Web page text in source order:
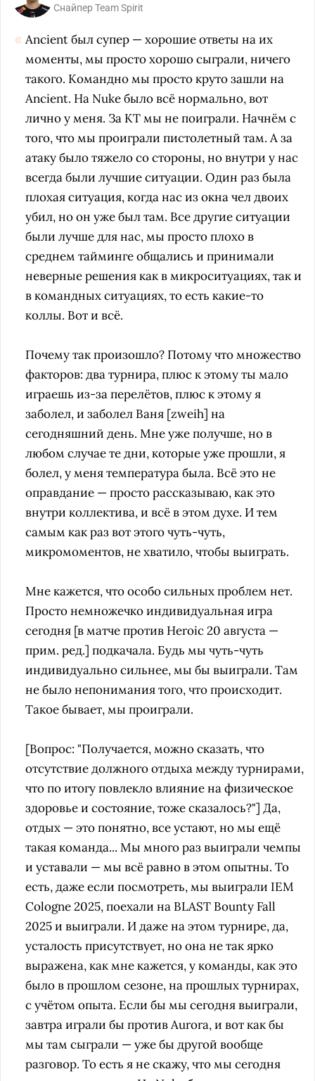
Снайпер Team Spirit
Ancient был супер — хорошие ответы на их
моменты, мы просто хорошо сыграли, ничего
такого. Командно мы просто круто зашли на
Ancient. На Nuke было всё нормально, вот
лично у меня. За КТ мы не поиграли. Начнём с
того, что мы проиграли пистолетный там. А за
атаку было тяжело со стороны, но внутри у нас
всегда были лучшие ситуации. Один раз была
плохая ситуация, когда нас из окна чел двоих
убил, но он уже был там. Все другие ситуации
были лучше для нас, мы просто плохо в
среднем тайминге общались и принимали
неверные решения как в микроситуациях, так и
в командных ситуациях, то есть какие-то
коллы. Вот и всё.
Почему так произошло? Потому что множество
факторов: два турнира, плюс к этому ты мало
играешь из-за перелётов, плюс к этому я
заболел, и заболел Ваня [zweih] на
сегодняшний день. Мне уже получше, но в
любом случае те дни, которые уже прошли, я
болел, у меня температура была. Всё это не
оправдание — просто рассказываю, как это
внутри коллектива, и всё в этом духе. И тем
самым как раз вот этого чуть-чуть,
микромоментов, не хватило, чтобы выиграть.
Мне кажется, что особо сильных проблем нет.
Просто немножечко индивидуальная игра
сегодня [в матче против Heroic 20 августа —
прим. ред.] подкачала. Будь мы чуть-чуть
индивидуально сильнее, мы бы выиграли. Там
не было непонимания того, что происходит.
Такое бывает, мы проиграли.
[Вопрос: "Получается, можно сказать, что
отсутствие должного отдыха между турнирами,
что по итогу повлекло влияние на физическое
здоровье и состояние, тоже сказалось?"] Да,
отдых — это понятно, все устают, но мы ещё
такая команда... Мы много раз выиграли чемпы
и уставали — мы всё равно в этом опытны. То
есть, даже если посмотреть, мы выиграли IEM
Cologne 2025, поехали на BLAST Bounty Fall
2025 и выиграли. И даже на этом турнире, да,
усталость присутствует, но она не так ярко
выражена, как мне кажется, у команды, как это
было в прошлом сезоне, на прошлых турнирах,
с учётом опыта. Если бы мы сегодня выиграли,
завтра играли бы против Aurora, и вот как бы
мы там сыграли — уже бы другой вообще
разговор. То есть я не скажу, что мы сегодня